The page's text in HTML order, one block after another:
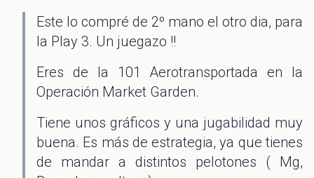
Este lo compré de 2º mano el otro dia, para
la Play 3. Un juegazo !!
Eres de la 101 Aerotransportada en la
Operación Market Garden.
Tiene unos gráficos y una jugabilidad muy
buena. Es más de estrategia, ya que tienes
de mandar a distintos pelotones ( Mg,